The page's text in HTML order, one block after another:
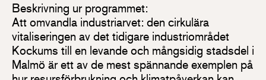
Beskrivning ur programmet:
Att omvandla industriarvet: den cirkulära
vitaliseringen av det tidigare industriområdet
Kockums till en levande och mångsidig stadsdel i
Malmö är ett av de mest spännande exemplen på